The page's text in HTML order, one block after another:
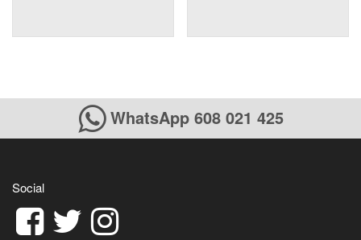
WhatsApp 608 021 425
Social